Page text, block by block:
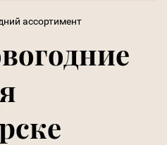
ассортимент